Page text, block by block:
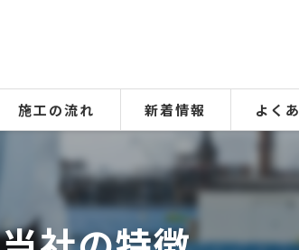
ケース】太陽光発電＋蓄電池
コキュート＋太陽光発電
施工の流れ 新着情報 よく